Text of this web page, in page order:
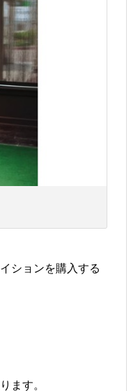
ションを購入する
ます。